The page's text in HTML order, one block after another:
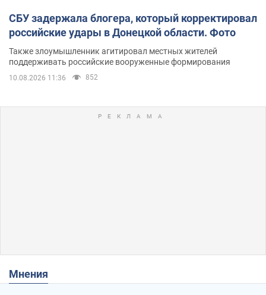
СБУ задержала блогера, который корректировал
российские удары в Донецкой области. Фото
Также злоумышленник агитировал местных жителей
поддерживать российские вооруженные формирования
10.08.2026 11:36 852
Мнения